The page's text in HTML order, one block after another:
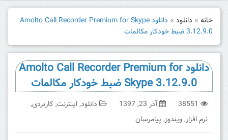
خانه » دانلود »
دانلود Amolto Call Recorder Premium for Skype
3.12.9.0 ضبط خودکار مکالمات
دانلود Amolto Call Recorder Premium for
Skype 3.12.9.0 ضبط خودکار مکالمات
38551 آذر 23, 1397 دانلود,اینترنت, کاربردی,
نرم افزار,ویندوز, پیامرسان